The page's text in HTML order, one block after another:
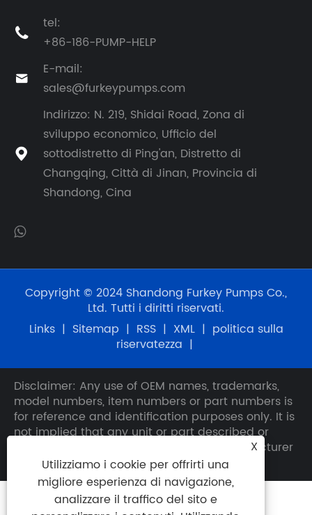

tel:
+86-186-PUMP-HELP

E-mail:
sales@furkeypumps.com

Indirizzo: N. 219, Shidai Road, Zona di
sviluppo economico, Ufficio del
sottodistretto di Ping'an, Distretto di
Changqing, Città di Jinan, Provincia di
Shandong, Cina
Copyright © 2024 Shandong Furkey Pumps Co.,
Ltd. Tutti i diritti riservati.
Links | Sitemap | RSS | XML | politica sulla
riservatezza |
Disclaimer: Any use of OEM names, trademarks,
model numbers, item numbers or part numbers is
for reference and identification purposes only. It is
not implied that any unit or part described or
quoted herein is the product of any manufacturer
other than Furkey.
X
Utilizziamo i cookie per offrirti una
migliore esperienza di navigazione,
analizzare il traffico del sito e